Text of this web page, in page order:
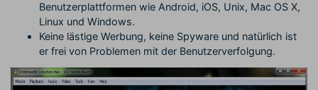
Benutzerplattformen wie Android, iOS, Unix, Mac OS X,
Linux und Windows.
Keine lästige Werbung, keine Spyware und natürlich ist
er frei von Problemen mit der Benutzerverfolgung.